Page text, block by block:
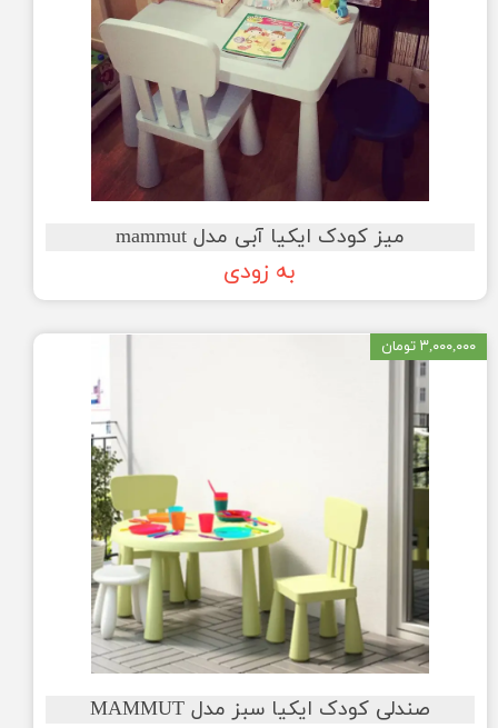
میز کودک ایکیا آبی مدل mammut
به زودی
صندلی کودک ایکیا سبز مدل MAMMUT
۳,۰۰۰,۰۰۰ تومان